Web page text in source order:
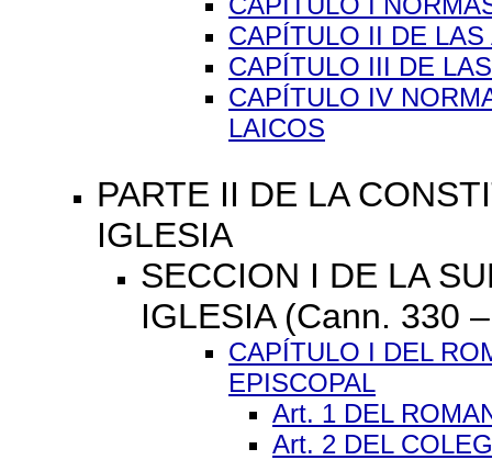
CAPÍTULO II DE
CAPÍTULO III DE
CAPÍTULO IV
LAICOS
PARTE II DE LA
IGLESIA
SECCION I DE LA
IGLESIA (Cann. 330
CAPÍTULO I DEL
EPISCOPAL
Art. 1 DEL
Art. 2 DEL